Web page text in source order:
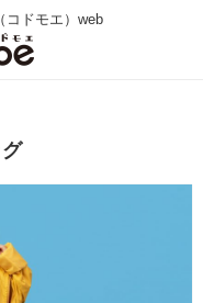
コドモエ）web